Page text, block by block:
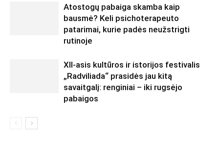
Atostogų pabaiga skamba kaip
bausmė? Keli psichoterapeuto
patarimai, kurie padės neužstrigti
rutinoje
XII-asis kultūros ir istorijos festivalis
„Radviliada“ prasidės jau kitą
savaitgalį: renginiai – iki rugsėjo
pabaigos